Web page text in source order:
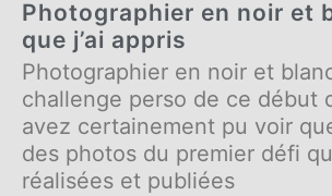
Photographier en noir et
que j’ai appris
Photographier en noir et
challenge perso de ce début
avez certainement pu voir
des photos du premier défi
réalisées et publiées